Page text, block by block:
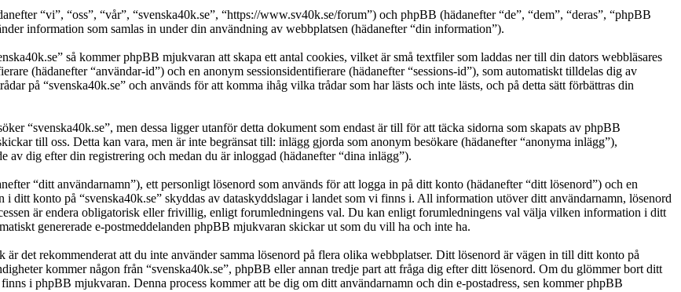
“vi”, “oss”, “vår”, “svenska40k.se”, “https://www.sv40k.se/forum”) och phpBB (hädanefter “de”, “dem”, “deras”, “phpBB
information som samlas in under din användning av webbplatsen (hädanefter “din information”).
så kommer phpBB mjukvaran att skapa ett antal cookies, vilket är små textfiler som laddas ner till din dators webbläsares
(hädanefter “användar-id”) och en anonym sessionsidentifierare (hädanefter “sessions-id”), som automatiskt tilldelas dig av
på “svenska40k.se” och används för att komma ihåg vilka trådar som har lästs och inte lästs, och på detta sätt förbättras din
“svenska40k.se”, men dessa ligger utanför detta dokument som endast är till för att täcka sidorna som skapats av phpBB
till oss. Detta kan vara, men är inte begränsat till: inlägg gjorda som anonym besökare (hädanefter “anonyma inlägg”),
av dig efter din registrering och medan du är inloggad (hädanefter “dina inlägg”).
“ditt användarnamn”), ett personligt lösenord som används för att logga in på ditt konto (hädanefter “ditt lösenord”) och en
i ditt konto på “svenska40k.se” skyddas av dataskyddslagar i landet som vi finns i. All information utöver ditt användarnamn, lösenord
är endera obligatorisk eller frivillig, enligt forumledningens val. Du kan enligt forumledningens val välja vilken information i ditt
genererade e-postmeddelanden phpBB mjukvaran skickar ut som du vill ha och inte ha.
det rekommenderat att du inte använder samma lösenord på flera olika webbplatser. Ditt lösenord är vägen in till ditt konto på
kommer någon från “svenska40k.se”, phpBB eller annan tredje part att fråga dig efter ditt lösenord. Om du glömmer bort ditt
i phpBB mjukvaran. Denna process kommer att be dig om ditt användarnamn och din e-postadress, sen kommer phpBB